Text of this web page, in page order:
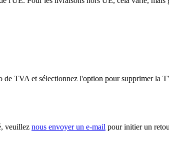
TVA et sélectionnez l'option pour supprimer la
veuillez nous envoyer un e-mail pour initier un